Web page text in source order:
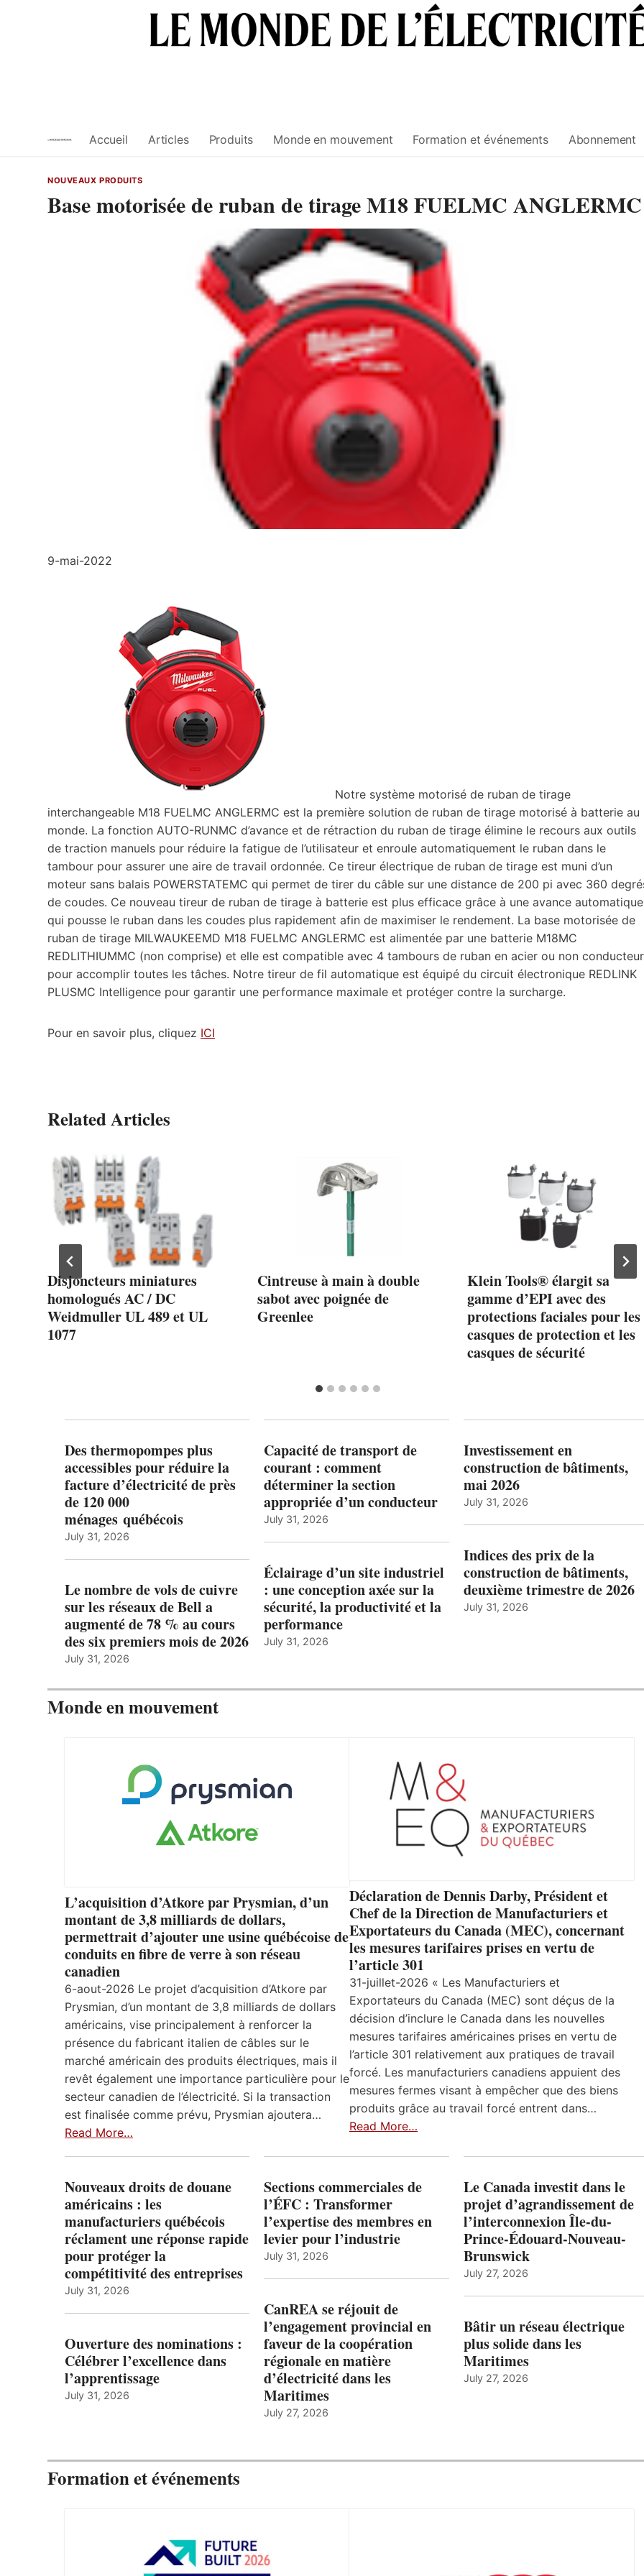
Accueil Articles Produits Monde en mouvement Formation et événements Abonnement
NOUVEAUX PRODUITS
Base motorisée de ruban de tirage M18 FUELMC ANGLERMC
9-mai-2022
Notre système motorisé de ruban de tirage
interchangeable M18 FUELMC ANGLERMC est la première solution de ruban de tirage motorisé à batterie au
monde. La fonction AUTO-RUNMC d’avance et de rétraction du ruban de tirage élimine le recours aux outils
de traction manuels pour réduire la fatigue de l’utilisateur et enroule automatiquement le ruban dans le
tambour pour assurer une aire de travail ordonnée. Ce tireur électrique de ruban de tirage est muni d’un
moteur sans balais POWERSTATEMC qui permet de tirer du câble sur une distance de 200 pi avec 360
de coudes. Ce nouveau tireur de ruban de tirage à batterie est plus efficace grâce à une avance automatique
qui pousse le ruban dans les coudes plus rapidement afin de maximiser le rendement. La base motorisée de
ruban de tirage MILWAUKEEMD M18 FUELMC ANGLERMC est alimentée par une batterie M18MC
REDLITHIUMMC (non comprise) et elle est compatible avec 4 tambours de ruban en acier ou non conducteur
pour accomplir toutes les tâches. Notre tireur de fil automatique est équipé du circuit électronique REDLINK
PLUSMC Intelligence pour garantir une performance maximale et protéger contre la surcharge.
Pour en savoir plus, cliquez ICI
Related Articles
Disjoncteurs miniatures
homologués AC / DC
Weidmuller UL 489 et UL
1077
Cintreuse à main à double
sabot avec poignée de
Greenlee
Klein Tools® élargit sa
gamme d’EPI avec des
protections faciales pour les
casques de protection et les
casques de sécurité
Des thermopompes plus
accessibles pour réduire la
facture d’électricité de près
de 120 000
ménages québécois
July 31, 2026
Le nombre de vols de cuivre
sur les réseaux de Bell a
augmenté de 78 % au cours
des six premiers mois de 2026
July 31, 2026
Capacité de transport de
courant : comment
déterminer la section
appropriée d’un conducteur
July 31, 2026
Éclairage d’un site industriel
: une conception axée sur la
sécurité, la productivité et la
performance
July 31, 2026
Investissement en
construction de bâtiments,
mai 2026
July 31, 2026
Indices des prix de la
construction de bâtiments,
deuxième trimestre de 2026
July 31, 2026
Monde en mouvement
L’acquisition d’Atkore par Prysmian, d’un
montant de 3,8 milliards de dollars,
permettrait d’ajouter une usine québécoise de
conduits en fibre de verre à son réseau
canadien
6-aout-2026 Le projet d’acquisition d’Atkore par
Prysmian, d’un montant de 3,8 milliards de dollars
américains, vise principalement à renforcer la
présence du fabricant italien de câbles sur le
marché américain des produits électriques, mais il
revêt également une importance particulière pour le
secteur canadien de l’électricité. Si la transaction
est finalisée comme prévu, Prysmian ajoutera…
Read More…
Déclaration de Dennis Darby, Président et
Chef de la Direction de Manufacturiers et
Exportateurs du Canada (MEC), concernant
les mesures tarifaires prises en vertu de
l’article 301
31-juillet-2026 « Les Manufacturiers et
Exportateurs du Canada (MEC) sont déçus de la
décision d’inclure le Canada dans les nouvelles
mesures tarifaires américaines prises en vertu de
l’article 301 relativement aux pratiques de travail
forcé. Les manufacturiers canadiens appuient des
mesures fermes visant à empêcher que des biens
produits grâce au travail forcé entrent dans…
Read More…
Nouveaux droits de douane
américains : les
manufacturiers québécois
réclament une réponse rapide
pour protéger la
compétitivité des entreprises
July 31, 2026
Ouverture des nominations :
Célébrer l’excellence dans
l’apprentissage
July 31, 2026
Sections commerciales de
l’ÉFC : Transformer
l’expertise des membres en
levier pour l’industrie
July 31, 2026
CanREA se réjouit de
l’engagement provincial en
faveur de la coopération
régionale en matière
d’électricité dans les
Maritimes
July 27, 2026
Le Canada investit dans le
projet d’agrandissement de
l’interconnexion Île-du-
Prince-Édouard-Nouveau-
Brunswick
July 27, 2026
Bâtir un réseau électrique
plus solide dans les
Maritimes
July 27, 2026
Formation et événements